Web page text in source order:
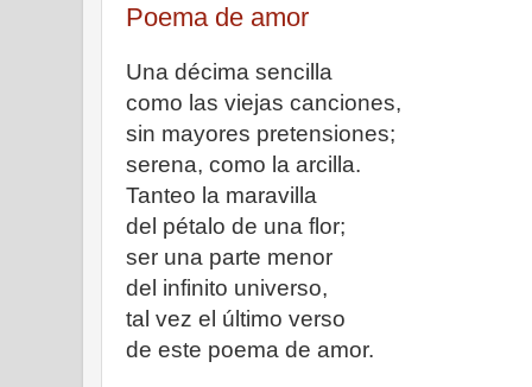
Poema de amor
Una décima sencilla
como las viejas canciones,
sin mayores pretensiones;
serena, como la arcilla.
Tanteo la maravilla
del pétalo de una flor;
ser una parte menor
del infinito universo,
tal vez el último verso
de este poema de amor.